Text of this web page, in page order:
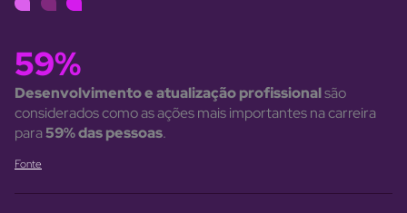
59%
Desenvolvimento e atualização profissionalsão
considerados como as ações mais importantes na carreira
para59% das pessoas.
Fonte